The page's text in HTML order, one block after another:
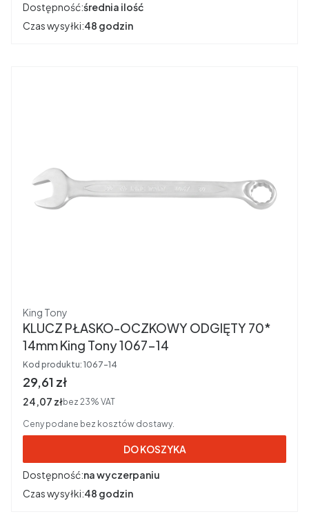
Dostępność:średnia ilość
Czas wysyłki:48 godzin
Producent
King Tony
KLUCZ PŁASKO-OCZKOWY ODGIĘTY 70*
14mm King Tony 1067-14
Kod produktu: 1067-14
Cena brutto
29,61 zł
Cena netto
24,07 złbez 23% VAT
Ceny podane bez kosztów dostawy.
DO KOSZYKA
Dostępność:na wyczerpaniu
Czas wysyłki:48 godzin